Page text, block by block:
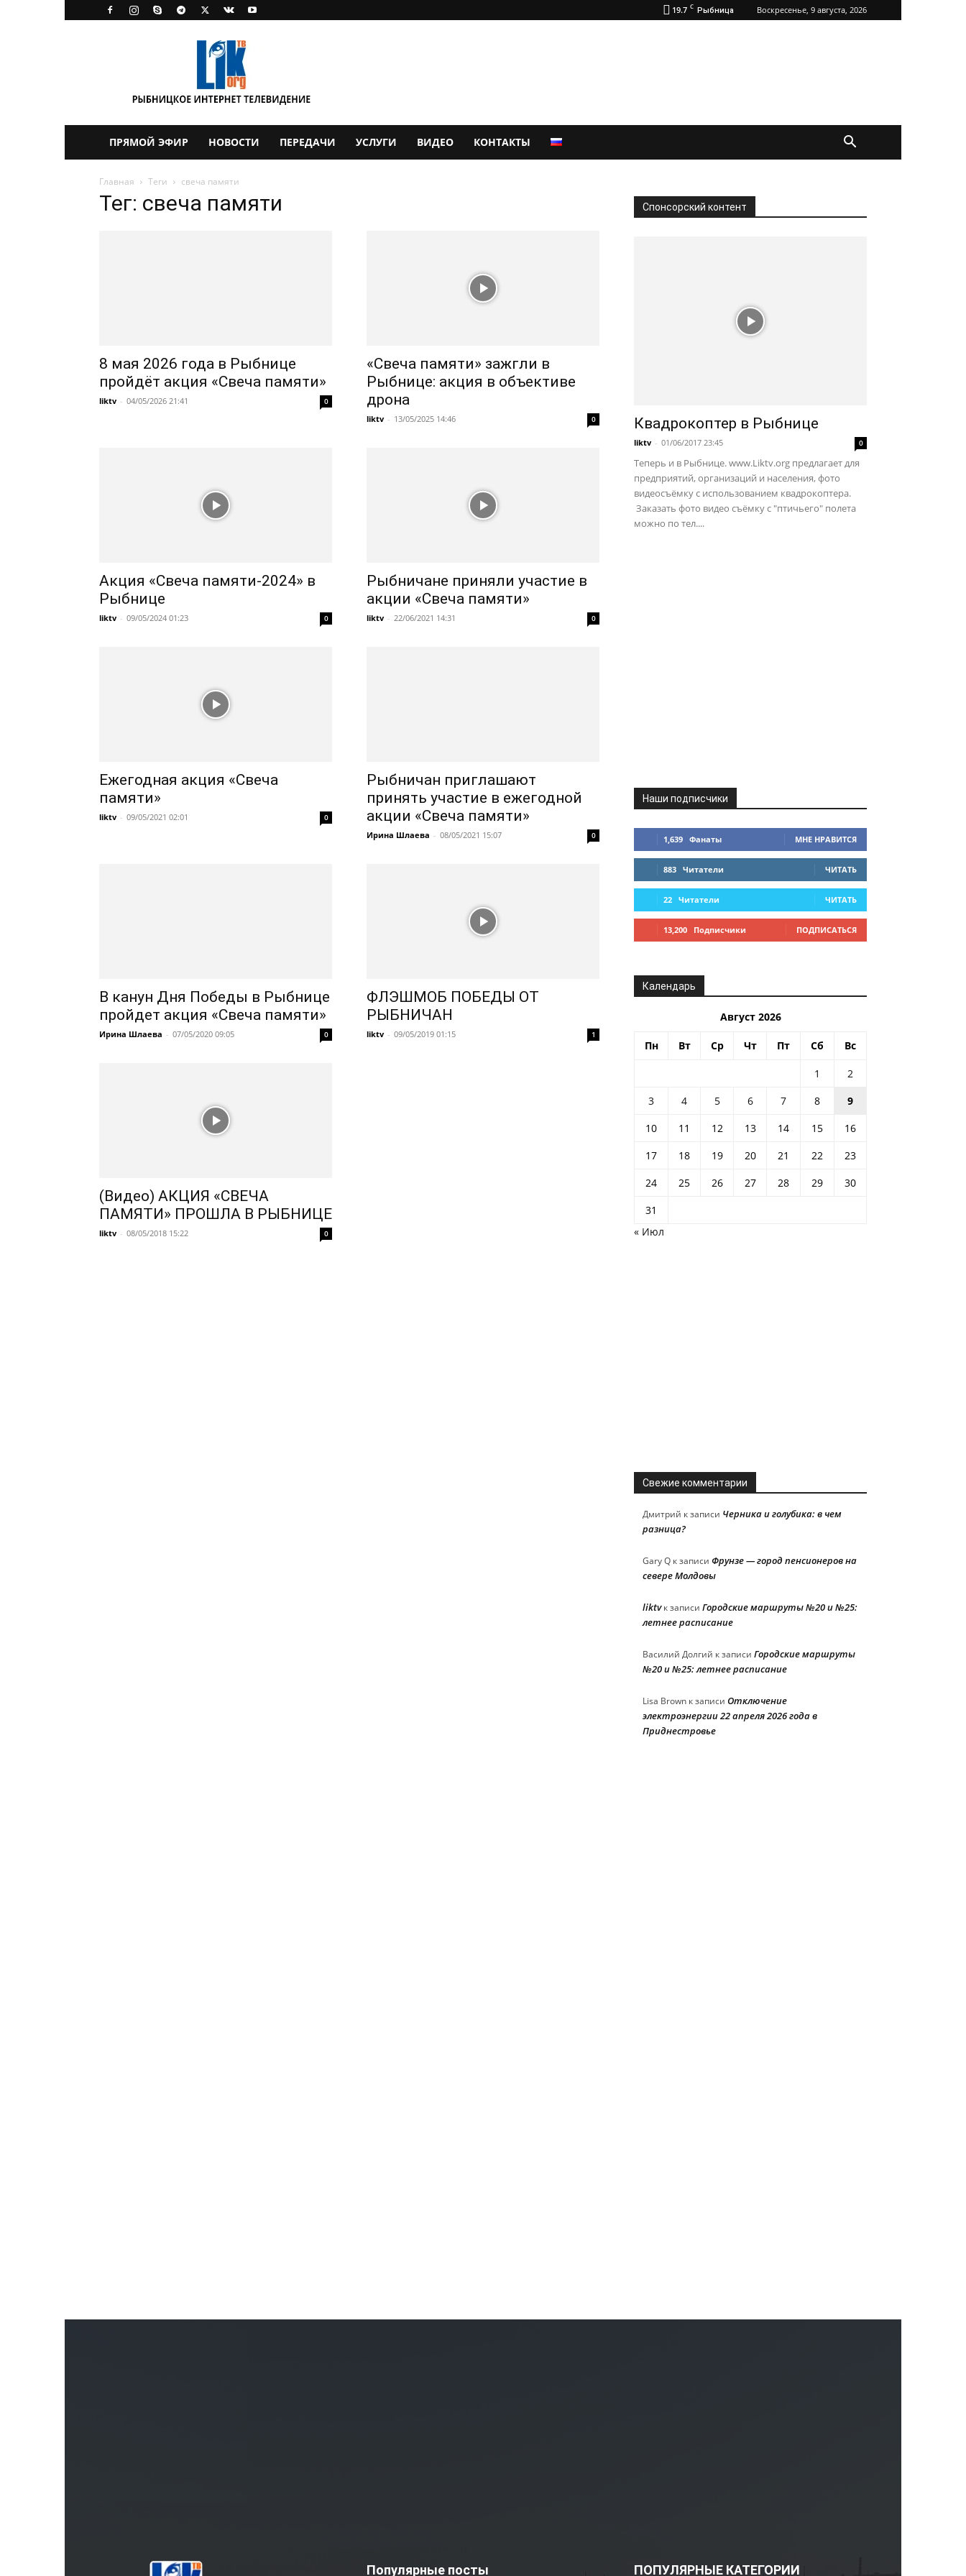
19.7 C Рыбница Воскресенье, 9 августа, 2026
ПРЯМОЙ ЭФИР НОВОСТИ ПЕРЕДАЧИ УСЛУГИ ВИДЕО КОНТАКТЫ
Главная Теги свеча памяти
Тег: свеча памяти
8 мая 2026 года в Рыбнице
пройдёт акция «Свеча памяти»
liktv - 04/05/2026 21:41 0
«Свеча памяти» зажгли в
Рыбнице: акция в объективе
дрона
liktv - 13/05/2025 14:46 0
Акция «Свеча памяти-2024» в
Рыбнице
liktv - 09/05/2024 01:23 0
Рыбничане приняли участие в
акции «Свеча памяти»
liktv - 22/06/2021 14:31 0
Ежегодная акция «Свеча
памяти»
liktv - 09/05/2021 02:01 0
Рыбничан приглашают
принять участие в ежегодной
акции «Свеча памяти»
Ирина Шлаева - 08/05/2021 15:07 0
В канун Дня Победы в Рыбнице
пройдет акция «Свеча памяти»
Ирина Шлаева - 07/05/2020 09:05 0
ФЛЭШМОБ ПОБЕДЫ ОТ
РЫБНИЧАН
liktv - 09/05/2019 01:15 1
(Видео) АКЦИЯ «СВЕЧА
ПАМЯТИ» ПРОШЛА В РЫБНИЦЕ
liktv - 08/05/2018 15:22 0
Спонсорский контент
Квадрокоптер в Рыбнице
liktv - 01/06/2017 23:45 0
Теперь и в Рыбнице. www.Liktv.org предлагает для
предприятий, организаций и населения, фото
видеосъёмку с использованием квадрокоптера.
Заказать фото видео съёмку с "птичьего" полета
можно по тел....
Наши подписчики
1,639 Фанаты МНЕ НРАВИТСЯ
883 Читатели ЧИТАТЬ
22 Читатели ЧИТАТЬ
13,200 Подписчики ПОДПИСАТЬСЯ
Календарь
Август 2026
Пн Вт Ср Чт Пт Сб Вс
1
2
3
4 5 6 7 8
9
10
11 12 13 14 15
16
17
18 19 20 21 22
23
24
25 26 27 28 29
30
31
« Июл
Свежие комментарии
Дмитрий к записи Черника и голубика: в чем
разница?
Gary Q к записи Фрунзе — город пенсионеров на
севере Молдовы
liktvк записи Городские маршруты №20 и №25:
летнее расписание
Василий Долгий к записи Городские маршруты
№20 и №25: летнее расписание
Lisa Brown к записи Отключение
электроэнергии 22 апреля 2026 года в
Приднестровье
Популярные посты ПОПУЛЯРНЫЕ КАТЕГОРИИ